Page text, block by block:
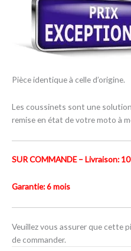
Pièce identique à celle d’origine.
Les coussinets sont une
remise en état de votre moto à
SUR COMMANDE – Livraison:
Garantie: 6 mois
Veuillez vous assurer que cette
de commander.